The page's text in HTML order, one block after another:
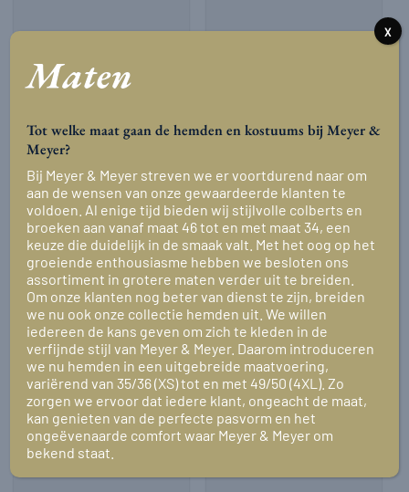
A8888 € 30,-
Meyer & Meyer
Cadeaubon € 30,-
€30,00
A8888 € 25,-
Meyer & Meyer
Cadeaubon € 25,-
€25,00
Maten
Tot welke maat gaan de hemden en kostuums bij Meyer &
Meyer?
Bij Meyer & Meyer streven we er voortdurend naar om
aan de wensen van onze gewaardeerde klanten te
voldoen. Al enige tijd bieden wij stijlvolle colberts en
broeken aan vanaf maat 46 tot en met maat 34, een
keuze die duidelijk in de smaak valt. Met het oog op het
groeiende enthousiasme hebben we besloten ons
assortiment in grotere maten verder uit te breiden.
Om onze klanten nog beter van dienst te zijn, breiden
we nu ook onze collectie hemden uit. We willen
iedereen de kans geven om zich te kleden in de
verfijnde stijl van Meyer & Meyer. Daarom introduceren
we nu hemden in een uitgebreide maatvoering,
variërend van 35/36 (XS) tot en met 49/50 (4XL). Zo
zorgen we ervoor dat iedere klant, ongeacht de maat,
kan genieten van de perfecte pasvorm en het
ongeëvenaarde comfort waar Meyer & Meyer om
bekend staat.
X